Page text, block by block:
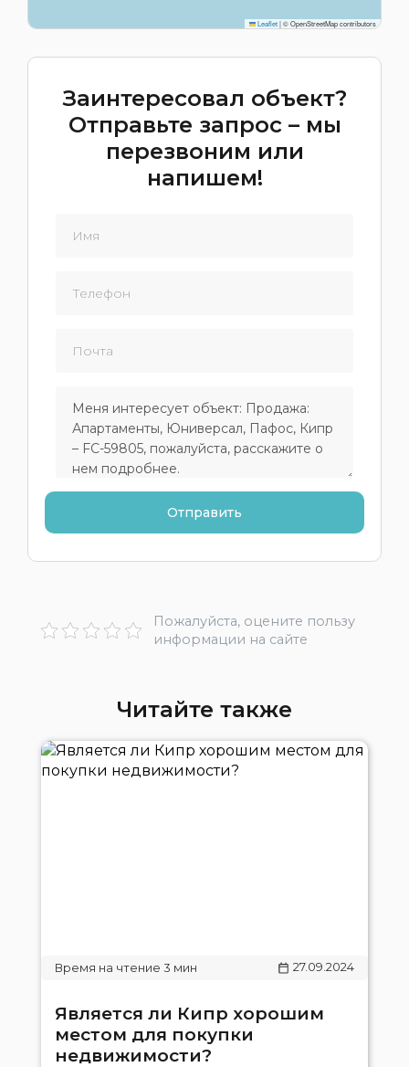
Leaflet|© OpenStreetMap contributors
Заинтересовал объект?
Отправьте запрос – мы
перезвоним или
напишем!
Пожалуйста, оцените пользу
информации на сайте
Читайте также
27.09.2024
Является ли Кипр хорошим
местом для покупки
недвижимости?